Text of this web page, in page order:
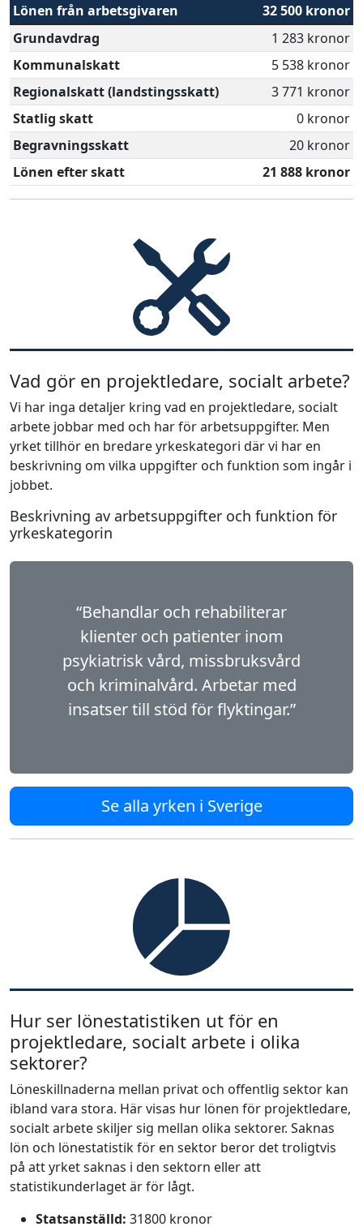
Lönen från arbetsgivaren
32 500 kronor
Grundavdrag
1 283 kronor
Kommunalskatt
5 538 kronor
Regionalskatt (landstingsskatt)
3 771 kronor
Statlig skatt
0 kronor
Begravningsskatt
20 kronor
Lönen efter skatt
21 888 kronor
Vad gör en projektledare, socialt arbete?
Vi har inga detaljer kring vad en projektledare, socialt
arbete jobbar med och har för arbetsuppgifter. Men
yrket tillhör en bredare yrkeskategori där vi har en
beskrivning om vilka uppgifter och funktion som ingår i
jobbet.
Beskrivning av arbetsuppgifter och funktion för
yrkeskategorin
“Behandlar och rehabiliterar
klienter och patienter inom
psykiatrisk vård, missbruksvård
och kriminalvård. Arbetar med
insatser till stöd för flyktingar.”
Se alla yrken i Sverige
Hur ser lönestatistiken ut för en
projektledare, socialt arbete i olika
sektorer?
Löneskillnaderna mellan privat och offentlig sektor kan
ibland vara stora. Här visas hur lönen för projektledare,
socialt arbete skiljer sig mellan olika sektorer. Saknas
lön och lönestatistik för en sektor beror det troligtvis
på att yrket saknas i den sektorn eller att
statistikunderlaget är för lågt.
Statsanställd: 31800 kronor